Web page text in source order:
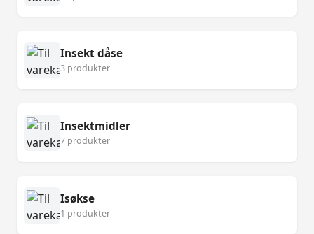
Insekt dåse
3 produkter
Insektmidler
7 produkter
Isøkse
1 produkter